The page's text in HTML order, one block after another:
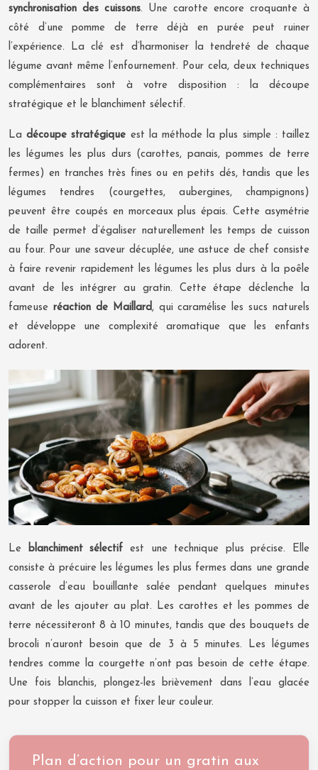
synchronisation des cuissons. Une carotte encore croquante à
côté d’une pomme de terre déjà en purée peut ruiner
l’expérience. La clé est d’harmoniser la tendreté de chaque
légume avant même l’enfournement. Pour cela, deux techniques
complémentaires sont à votre disposition : la découpe
stratégique et le blanchiment sélectif.
Ladécoupe stratégique est la méthode la plus simple : taillez
les légumes les plus durs (carottes, panais, pommes de terre
fermes) en tranches très fines ou en petits dés, tandis que les
légumes tendres (courgettes, aubergines, champignons)
peuvent être coupés en morceaux plus épais. Cette asymétrie
de taille permet d’égaliser naturellement les temps de cuisson
au four. Pour une saveur décuplée, une astuce de chef consiste
à faire revenir rapidement les légumes les plus durs à la poêle
avant de les intégrer au gratin. Cette étape déclenche la
fameuse réaction de Maillard, qui caramélise les sucs naturels
et développe une complexité aromatique que les enfants
adorent.
Le blanchiment sélectif est une technique plus précise. Elle
consiste à précuire les légumes les plus fermes dans une grande
casserole d’eau bouillante salée pendant quelques minutes
avant de les ajouter au plat. Les carottes et les pommes de
terre nécessiteront 8 à 10 minutes, tandis que des bouquets de
brocoli n’auront besoin que de 3 à 5 minutes. Les légumes
tendres comme la courgette n’ont pas besoin de cette étape.
Une fois blanchis, plongez-les brièvement dans l’eau glacée
pour stopper la cuisson et fixer leur couleur.
Plan d’action pour un gratin aux